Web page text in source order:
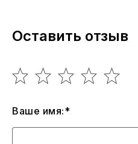
Оставить отзыв
Ваше имя:*